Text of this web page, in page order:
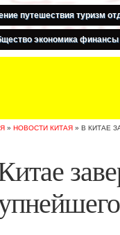
путешествия туризм
экономика финансы
» НОВОСТИ КИТАЯ » В КИТАЕ